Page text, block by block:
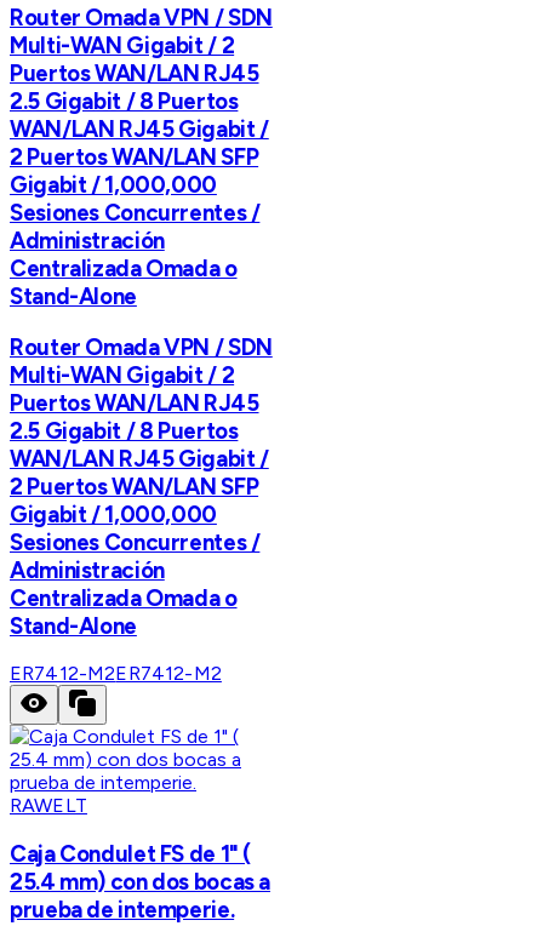
Router Omada VPN / SDN
Multi-WAN Gigabit / 2
Puertos WAN/LAN RJ45
2.5 Gigabit / 8 Puertos
WAN/LAN RJ45 Gigabit /
2 Puertos WAN/LAN SFP
Gigabit / 1,000,000
Sesiones Concurrentes /
Administración
Centralizada Omada o
Stand-Alone
Router Omada VPN / SDN
Multi-WAN Gigabit / 2
Puertos WAN/LAN RJ45
2.5 Gigabit / 8 Puertos
WAN/LAN RJ45 Gigabit /
2 Puertos WAN/LAN SFP
Gigabit / 1,000,000
Sesiones Concurrentes /
Administración
Centralizada Omada o
Stand-Alone
ER7412-M2ER7412-M2
RAWELT
Caja Condulet FS de 1" (
25.4 mm) con dos bocas a
prueba de intemperie.